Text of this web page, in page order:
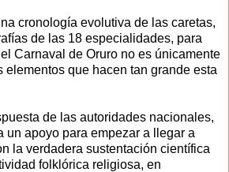
cronología evolutiva de las caretas,
de las 18 especialidades, para
Carnaval de Oruro no es únicamente
elementos que hacen tan grande esta
de las autoridades nacionales,
un apoyo para empezar a llegar a
la verdadera sustentación científica
folklórica religiosa, en